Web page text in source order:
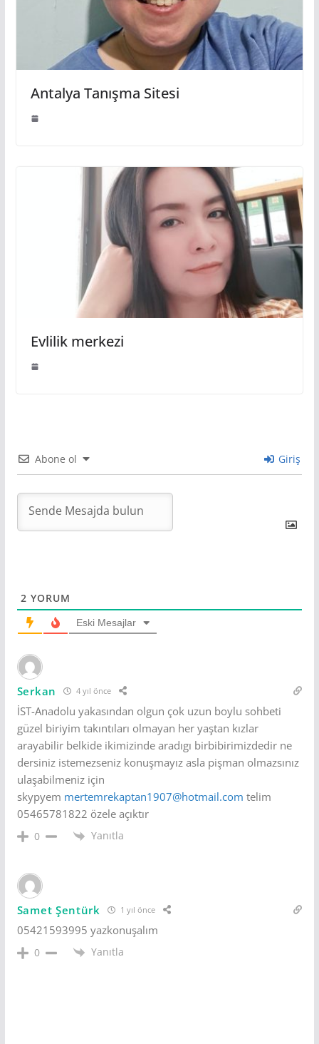
Antalya Tanışma Sitesi
Evlilik merkezi
Abone ol Giriş
2 YORUM
Eski Mesajlar
Serkan 4 yıl önce
İST-Anadolu yakasından olgun çok uzun boylu sohbeti
güzel biriyim takıntıları olmayan her yaştan kızlar
arayabilir belkide ikimizinde aradıgı birbibirimizdedir ne
dersiniz istemezseniz konuşmayız asla pişman olmazsınız
ulaşabilmeniz için
skypyem mertemrekaptan1907@hotmail.com telim
05465781822 özele açıktır
0 Yanıtla
Samet Şentürk 1 yıl önce
05421593995 yazkonuşalım
0 Yanıtla